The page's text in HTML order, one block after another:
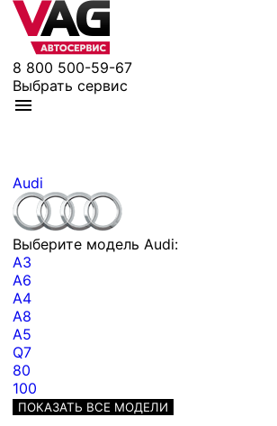
8 800 500-59-67
Выбрать сервис
Audi
Выберите модель Audi:
A3
A6
A4
A8
A5
Q7
80
100
ПОКАЗАТЬ ВСЕ МОДЕЛИ